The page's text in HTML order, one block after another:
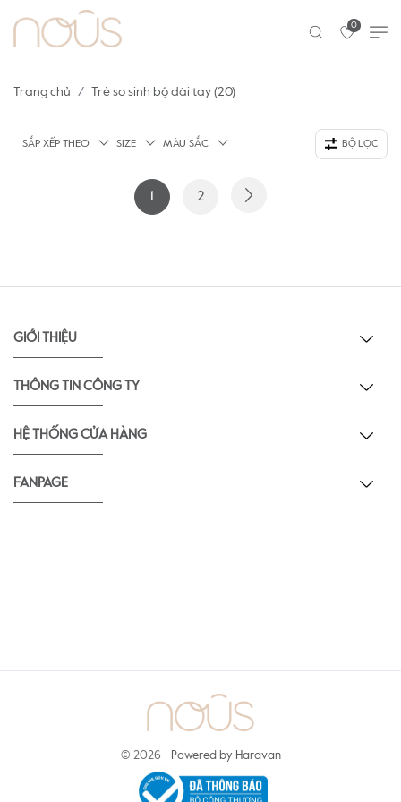
0
Trang chủ Trẻ sơ sinh bộ dài tay (20)
SẮP XẾP THEO SIZE MÀU SẮC BỘ LỌC
2
GIỚI THIỆU
THÔNG TIN CÔNG TY
HỆ THỐNG CỬA HÀNG
FANPAGE
© 2026 - Powered by Haravan